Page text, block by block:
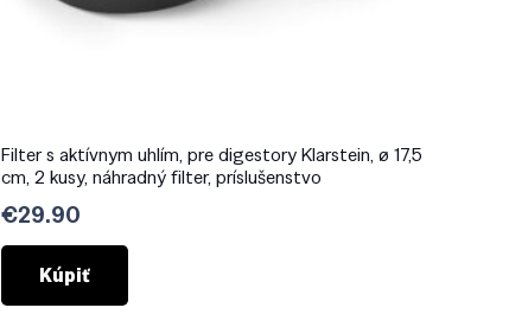
Filter s aktívnym uhlím, pre digestory Klarstein, ø 17,5
cm, 2 kusy, náhradný filter, príslušenstvo
€29.90
Kúpiť